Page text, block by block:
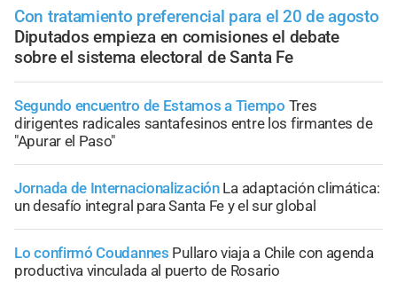
Con tratamiento preferencial para el 20 de agosto
Diputados empieza en comisiones el debate
sobre el sistema electoral de Santa Fe
Segundo encuentro de Estamos a Tiempo Tres
dirigentes radicales santafesinos entre los firmantes de
"Apurar el Paso"
Jornada de Internacionalización La adaptación climática:
un desafío integral para Santa Fe y el sur global
Lo confirmó Coudannes Pullaro viaja a Chile con agenda
productiva vinculada al puerto de Rosario